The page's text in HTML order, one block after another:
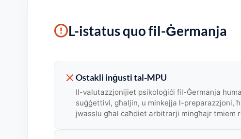
L-istatus quo fil-Ġermanja
Ostakli inġusti tal-MPU
Il-valutazzjonijiet psikoloġiċi fil-Ġermanja huma
suġġettivi, għaljin, u minkejja l-preparazzjoni,
jwasslu għal ċaħdiet arbitrarji mingħajr tmiem